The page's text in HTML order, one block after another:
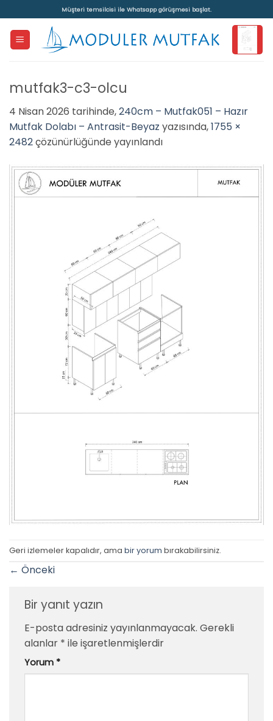
atla
Müşteri temsilcisi ile Whatsapp görüşmesi başlat.
mutfak3-c3-olcu
4 Nisan 2026 tarihinde,240cm – Mutfak051 – Hazır
Mutfak Dolabı – Antrasit-Beyaz yazısında,1755 ×
2482çözünürlüğünde yayınlandı
Geri izlemeler kapalıdır, ama bir yorum bırakabilirsiniz.
← Önceki
Bir yanıt yazın
E-posta adresiniz yayınlanmayacak. Gerekli
alanlar * ile işaretlenmişlerdir
Yorum *